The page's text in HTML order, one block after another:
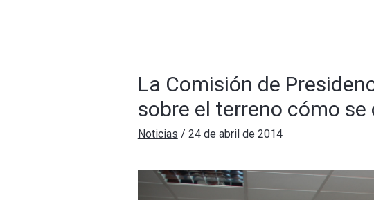
La Comisión de
sobre el terreno cómo
Noticias / 24 de abril de 2014